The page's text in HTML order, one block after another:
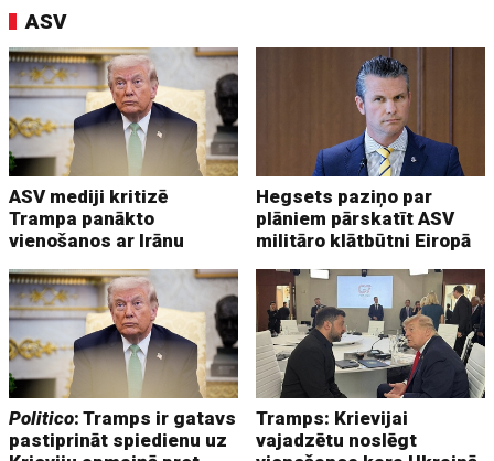
ASV
ASV mediji kritizē
Trampa panākto
vienošanos ar Irānu
Hegsets paziņo par
plāniem pārskatīt ASV
militāro klātbūtni Eiropā
Politico: Tramps ir gatavs
pastiprināt spiedienu uz
Tramps: Krievijai
vajadzētu noslēgt